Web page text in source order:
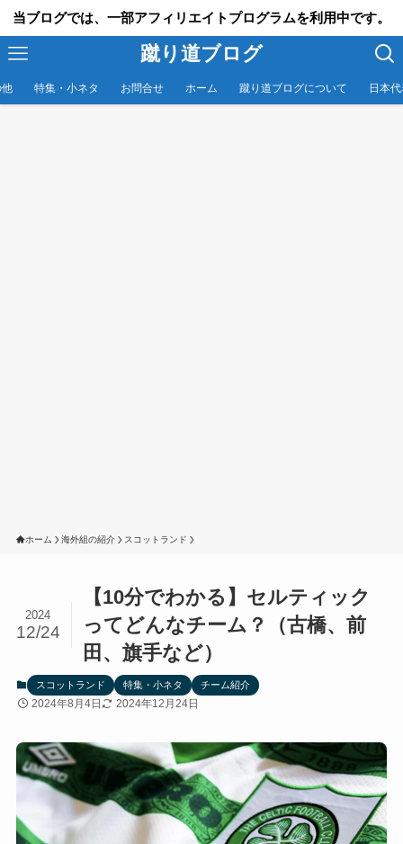
当ブログでは、一部アフィリエイトプログラムを利用中です。
蹴り道ブログ
特集・小ネタ お問合せ ホーム 蹴り道ブログについて 日本
ホーム 海外組の紹介 スコットランド
【10分でわかる】セルティック
ってどんなチーム？（古橋、前
田、旗手など）
2024
12/24
スコットランド 特集・小ネタ チーム紹介
2024年8月4日 2024年12月24日